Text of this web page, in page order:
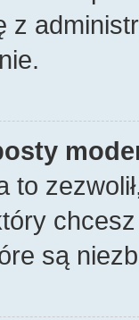
z
to
są